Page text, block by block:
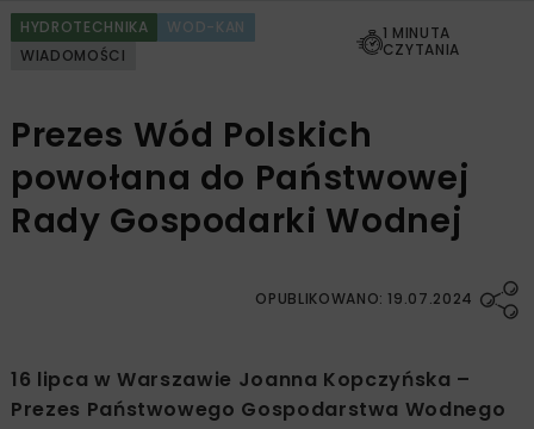
HYDROTECHNIKA
WOD-KAN
WIADOMOŚCI
1 MINUTA
CZYTANIA
Prezes Wód Polskich
powołana do Państwowej
Rady Gospodarki Wodnej
OPUBLIKOWANO: 19.07.2024
16 lipca w Warszawie Joanna Kopczyńska –
Prezes Państwowego Gospodarstwa Wodnego